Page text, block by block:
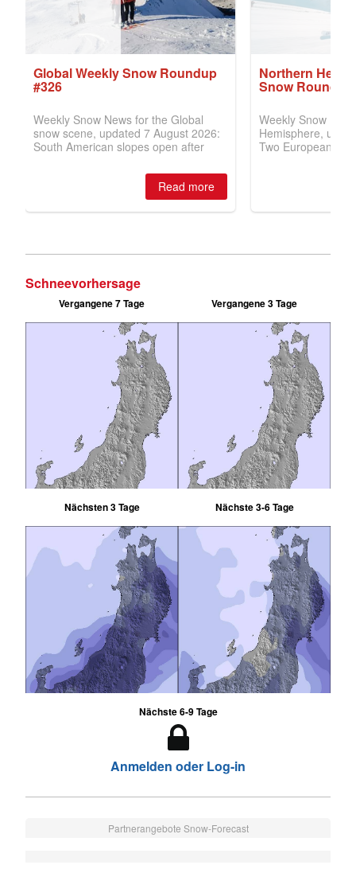
Schneevorhersage
Vergangene 7 Tage Vergangene 3 Tage
Nächsten 3 Tage Nächste 3-6 Tage
Nächste 6-9 Tage
Anmelden oder Log-in
Partnerangebote Snow-Forecast